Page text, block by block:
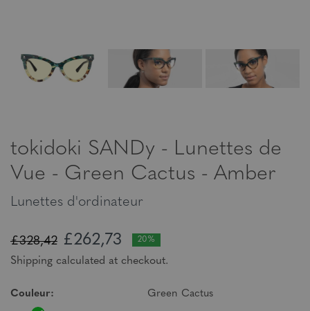
tokidoki SANDy - Lunettes de
Vue - Green Cactus - Amber
Lunettes d'ordinateur
£328,42 £262,73 20%
Shipping calculated at checkout.
Couleur: Green Cactus